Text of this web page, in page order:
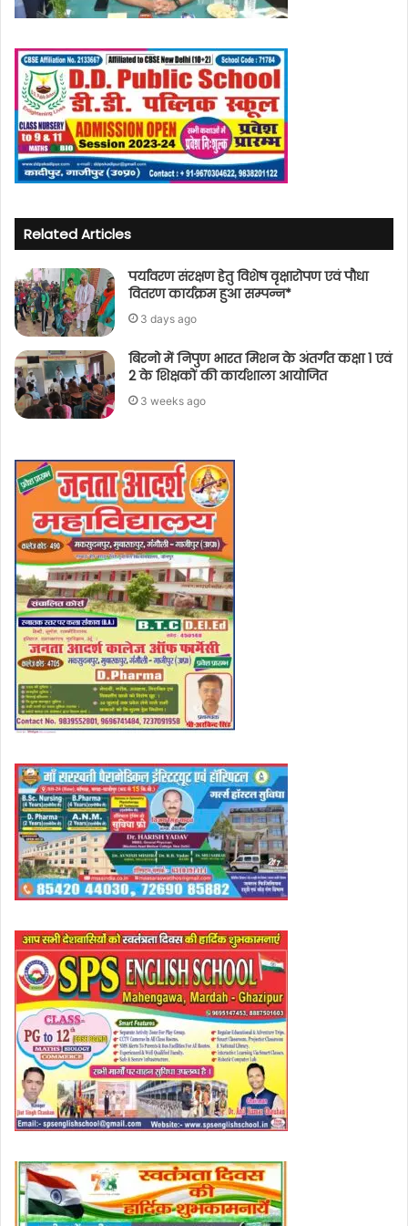
Related Articles
पर्यावरण संरक्षण हेतु विशेष वृक्षारोपण एवं पौधा
वितरण कार्यक्रम हुआ सम्पन्न*
3 days ago
बिरनो में निपुण भारत मिशन के अंतर्गत कक्षा 1 एवं
2 के शिक्षकों की कार्यशाला आयोजित
3 weeks ago